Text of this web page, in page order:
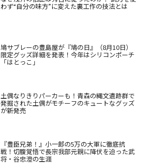
わず“自分の味方”に変えた裏工作の技法とは
鳩サブレーの豊島屋が『鳩の日』（8月10日）
限定グッズ詳細を発表！今年はシリコンポーチ
「はとっこ」
土偶なりきりパーカーも！青森の縄文遺跡群で
発掘された土偶がモチーフのキュートなグッズ
が新発売
『豊臣兄弟！』小一郎の5万の大軍に徹底抗
戦！切腹覚悟で長宗我部元親に降伏を迫った武
将・谷忠澄の生涯